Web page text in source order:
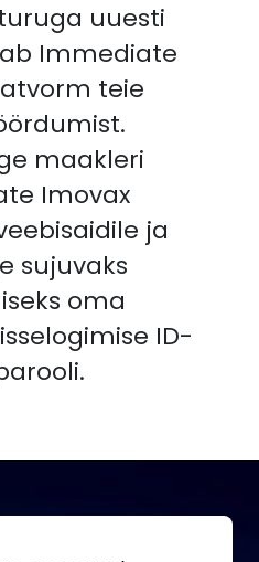
uuesti
Immediate
teie
maakleri
Imovax
ja
sujuvaks
oma
ID-